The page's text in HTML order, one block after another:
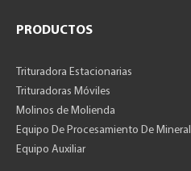
PRODUCTOS
Trituradora Estacionarias
Trituradoras Móviles
Molinos de Molienda
Equipo De Procesamiento De Mineral
Equipo Auxiliar